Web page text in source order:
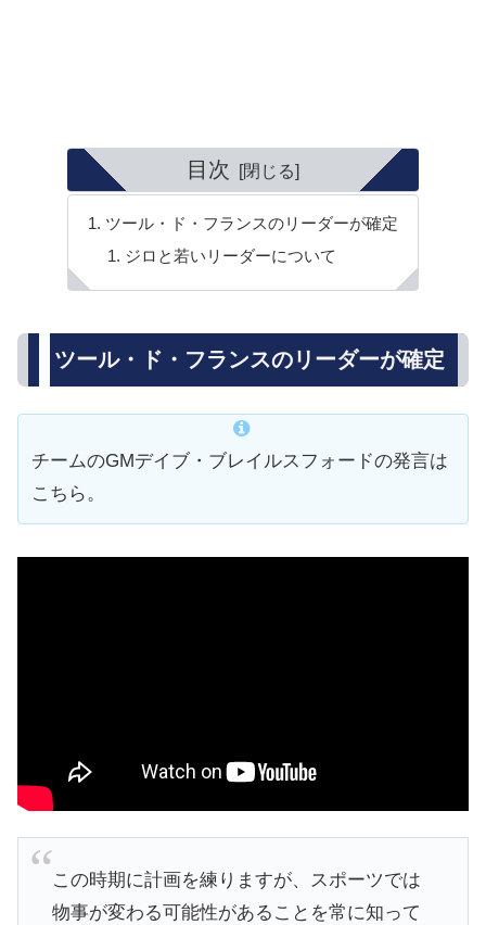
目次
ツール・ド・フランスのリーダーが確定
ジロと若いリーダーについて
ツール・ド・フランスのリーダーが確定
チームのGMデイブ・ブレイルスフォードの発言は
こちら。
この時期に計画を練りますが、スポーツでは
物事が変わる可能性があることを常に知って